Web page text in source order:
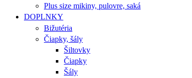
Plus size mikiny, pulovre, saká
DOPLNKY
Bižutéria
Čiapky, šály
Šiltovky
Čiapky
Šály